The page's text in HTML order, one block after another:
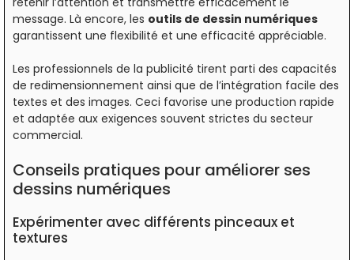
message. Là encore, les outils de dessin numériques
garantissent une flexibilité et une efficacité appréciable.
Les professionnels de la publicité tirent parti des capacités
de redimensionnement ainsi que de l’intégration facile des
textes et des images. Ceci favorise une production rapide
et adaptée aux exigences souvent strictes du secteur
commercial.
Conseils pratiques pour améliorer ses
dessins numériques
Expérimenter avec différents pinceaux et
textures